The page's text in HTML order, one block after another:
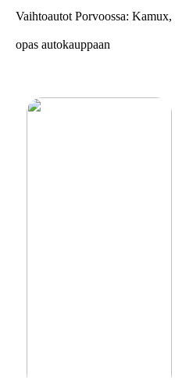
Vaihtoautot Porvoossa:
opas autokauppaan